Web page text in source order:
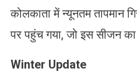
कोलकाता में न्यूनतम तापमान
पर पहुंच गया, जो इस सीजन
Winter Update